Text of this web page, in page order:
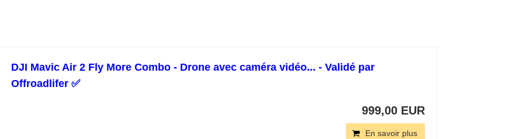
DJI Mavic Air 2 Fly More Combo - Drone avec caméra vidéo... - Validé par
Offroadlifer ✅
999,00 EUR
En savoir plus